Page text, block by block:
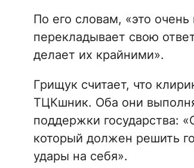
По его словам, «это
перекладывает свою
делает их крайними».
Грищук считает, что
ТЦКшник. Оба они
поддержки государства:
который должен решить
удары на себя».